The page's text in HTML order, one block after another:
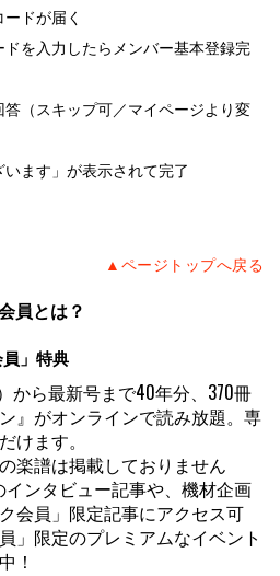
ドが届く
を入力したらメンバー基本登録完
（スキップ可／マイページより変
います」が表示されて完了
▲ページトップへ戻る
員とは？
員」特典
から最新号まで40年分、370冊
』がオンラインで読み放題。専
けます。
楽譜は掲載しておりません
ンタビュー記事や、機材企画
会員」限定記事にアクセス可
」限定のプレミアムなイベント
！